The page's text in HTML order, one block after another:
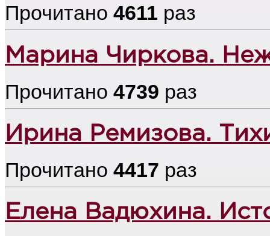
Прочитано 4611 раз
Марина Чиркова.
Прочитано 4739 раз
Ирина Ремизова.
Прочитано 4417 раз
Елена Вадюхина.